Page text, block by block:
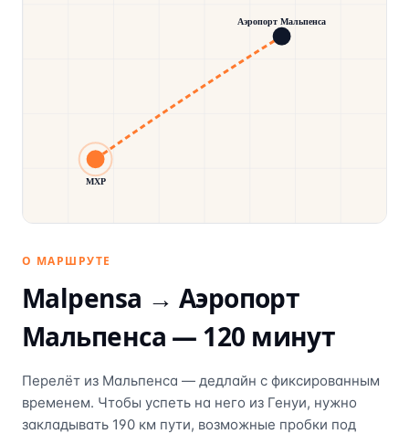
MXP
Аэропорт Мальпенса
О МАРШРУТЕ
Malpensa → Аэропорт
Мальпенса — 120 минут
Перелёт из Мальпенса — дедлайн с фиксированным
временем. Чтобы успеть на него из Генуи, нужно
закладывать 190 км пути, возможные пробки под